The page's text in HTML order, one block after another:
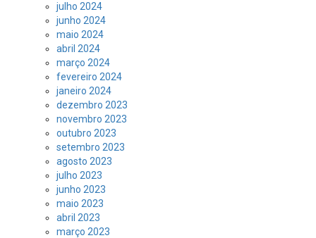
julho 2024
junho 2024
maio 2024
abril 2024
março 2024
fevereiro 2024
janeiro 2024
dezembro 2023
novembro 2023
outubro 2023
setembro 2023
agosto 2023
julho 2023
junho 2023
maio 2023
abril 2023
março 2023